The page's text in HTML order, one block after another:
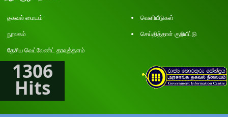
தகவல் மையம்
வெளியீடுகள்
நூலகம்
செய்தித்தாள் குறியீட்டு
தேசிய வெட்லேண்ட் தரவுத்தளம்
1306
Hits